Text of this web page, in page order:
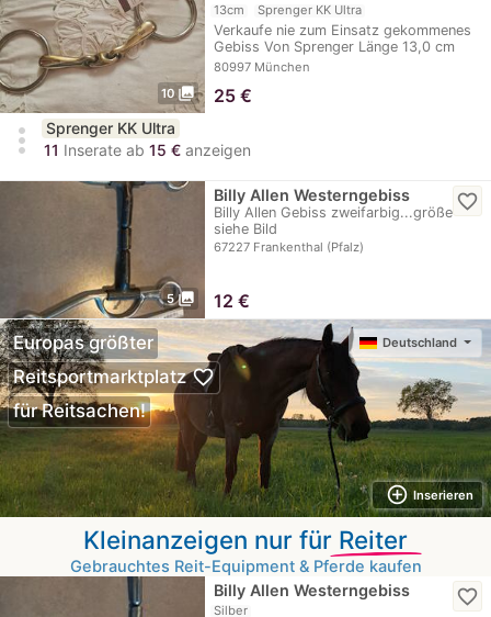
10 photo_library
13cm Sprenger KK Ultra
Verkaufe nie zum Einsatz gekommenes
Gebiss Von Sprenger Länge 13,0 cm
Lagerspuren…
80997 München
25 €
more_vert
Sprenger KK Ultra
11 Inserate ab 15 € anzeigen
5 photo_library
Billy Allen Westerngebiss
Billy Allen Gebiss zweifarbig...größe
siehe Bild
67227 Frankenthal (Pfalz)
favorite_border
12 €
Deutschland
Europas größter
Reitsportmarktplatz favorite_border
für Reitsachen!
add_circle_outline Inserieren
Kleinanzeigen nur für Reiter
Gebrauchtes Reit-Equipment & Pferde kaufen
Billy Allen Westerngebiss
Silber
favorite_border